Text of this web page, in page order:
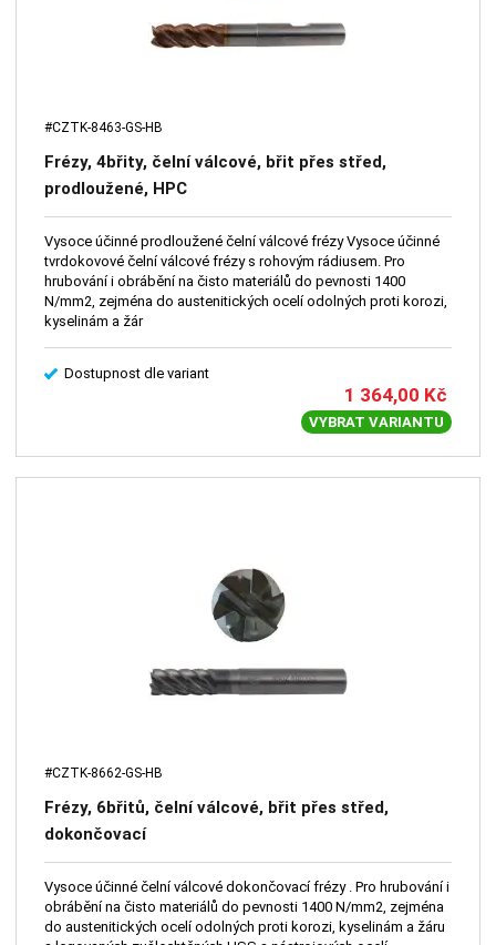
#CZTK-8463-GS-HB
Frézy, 4břity, čelní válcové, břit přes střed,
prodloužené, HPC
Vysoce účinné prodloužené čelní válcové frézy Vysoce účinné
tvrdokovové čelní válcové frézy s rohovým rádiusem. Pro
hrubování i obrábění na čisto materiálů do pevnosti 1400
N/mm2, zejména do austenitických ocelí odolných proti korozi,
kyselinám a žár
Dostupnost dle variant
1 364,00 Kč
VYBRAT VARIANTU
#CZTK-8662-GS-HB
Frézy, 6břitů, čelní válcové, břit přes střed,
dokončovací
Vysoce účinné čelní válcové dokončovací frézy . Pro hrubování i
obrábění na čisto materiálů do pevnosti 1400 N/mm2, zejména
do austenitických ocelí odolných proti korozi, kyselinám a žáru